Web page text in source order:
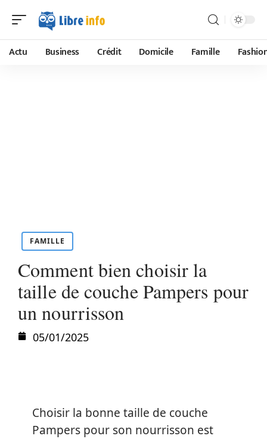
Actu Business Crédit Domicile Famille
FAMILLE
Comment bien choisir la
taille de couche Pampers pour
un nourrisson
05/01/2025
Choisir la bonne taille de couche
Pampers pour son nourrisson est